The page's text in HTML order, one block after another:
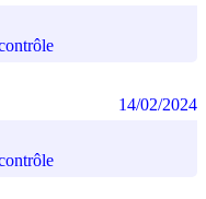
14/02/2024